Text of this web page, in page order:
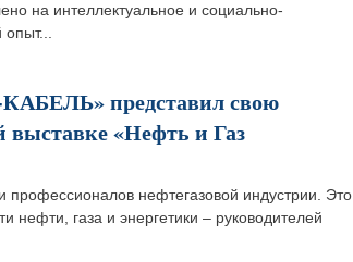
на интеллектуальное и социально-
представил свою
«Нефть и Газ
нефтегазовой индустрии. Это
нефти, газа и энергетики – руководителей